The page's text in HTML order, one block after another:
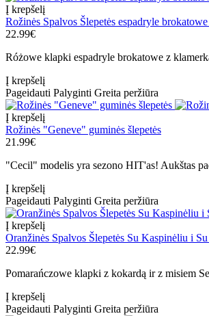
Į krepšelį
Rožinės Spalvos Šlepetės espadryle
22.99€
Różowe klapki espadryle brokatowe z
Į krepšelį
Pageidauti Palyginti Greita peržiūra
Į krepšelį
Rožinės "Geneve" guminės šlepetės
21.99€
"Cecil" modelis yra sezono HIT'as! Aukštas
Į krepšelį
Pageidauti Palyginti Greita peržiūra
Į krepšelį
Oranžinės Spalvos Šlepetės Su Kaspinėliu i
22.99€
Pomarańczowe klapki z kokardą ir z misiem
Į krepšelį
Pageidauti Palyginti Greita peržiūra